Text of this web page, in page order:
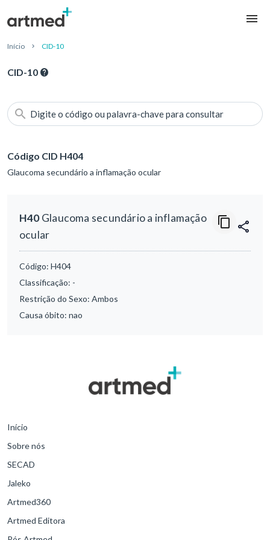
Início CID-10
CID-10
Digite o código ou palavra-chave para consultar
Código CID H404
Glaucoma secundário a inflamação ocular
H40Glaucoma secundário a inflamação
ocular
Código: H404
Classificação: -
Restrição do Sexo: Ambos
Causa óbito: nao
Início
Sobre nós
SECAD
Jaleko
Artmed360
Artmed Editora